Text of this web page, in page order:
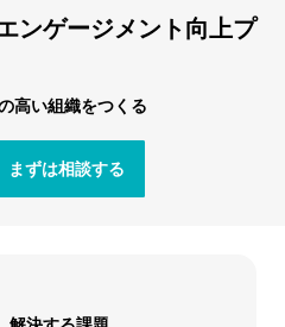
ンゲージメント向上プ
高い組織をつくる
まずは相談する